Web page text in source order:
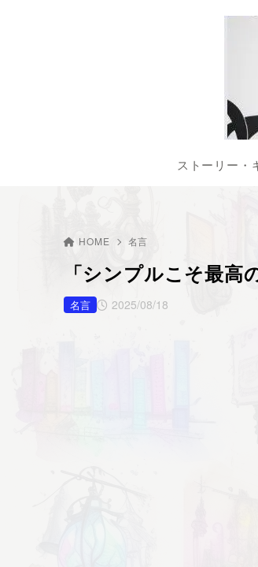
ストーリー・
HOME 名言
「シンプルこそ最
2025/08/18
名言